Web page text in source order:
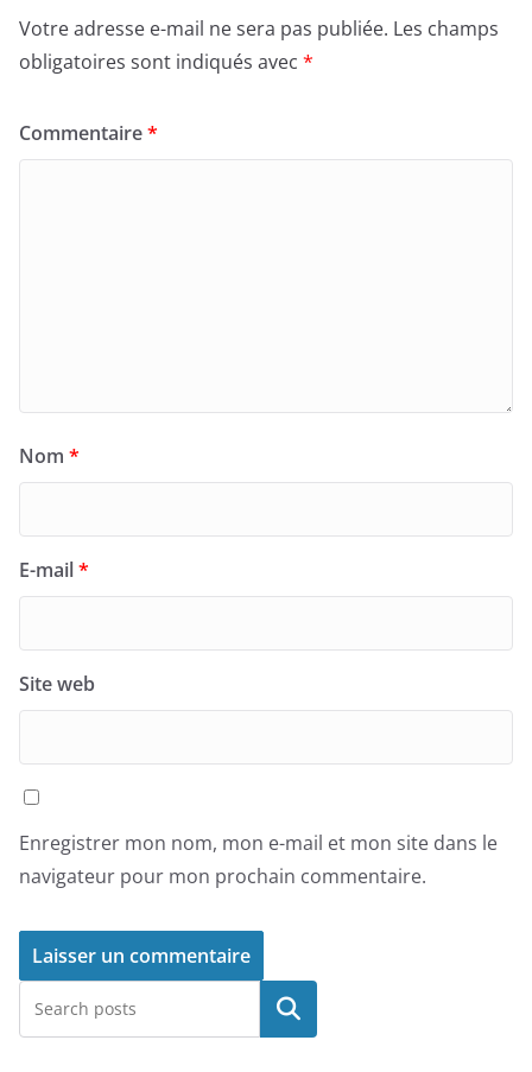
Votre adresse e-mail ne sera pas publiée. Les champs
obligatoires sont indiqués avec *
Commentaire*
Nom *
E-mail*
Site web
Enregistrer mon nom, mon e-mail et mon site dans le
navigateur pour mon prochain commentaire.
Rechercher